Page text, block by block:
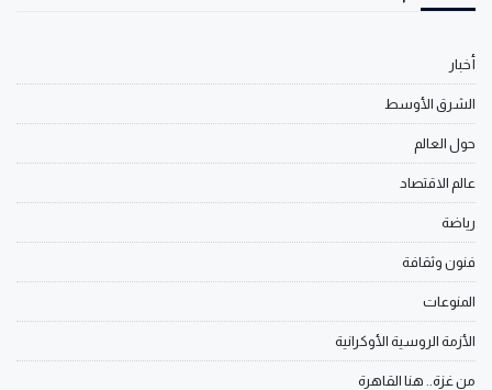
أخبار
الشرق الأوسط
حول العالم
عالم الاقتصاد
رياضة
فنون وثقافة
المنوعات
الأزمة الروسية الأوكرانية
من غزة.. هنا القاهرة